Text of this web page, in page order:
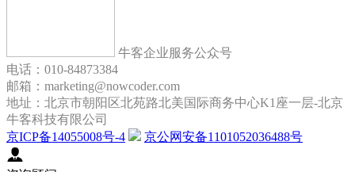
牛客企业服务公众号
电话：010-84873384
邮箱：marketing@nowcoder.com
地址：北京市朝阳区北苑路北美国际商务中心K1座一层-北京
牛客科技有限公司
京ICP备14055008号-4
京公网安备1101052036488号